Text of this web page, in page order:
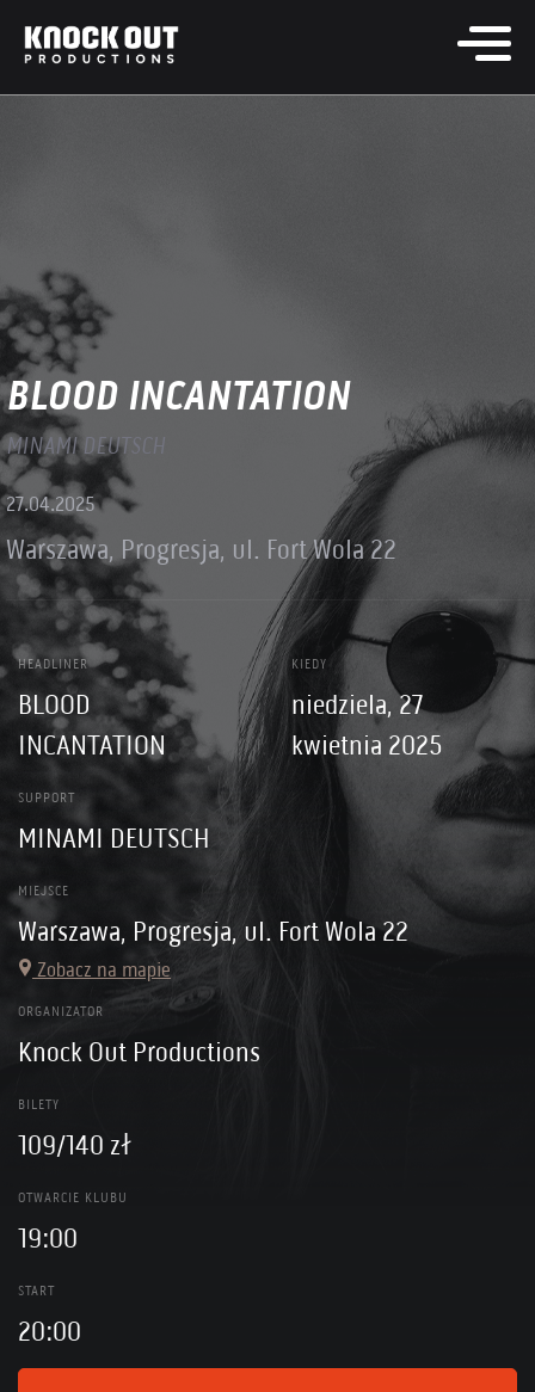
BLOOD INCANTATION
MINAMI DEUTSCH
27.04.2025
Warszawa, Progresja, ul. Fort Wola 22
HEADLINER
BLOOD
INCANTATION
KIEDY
niedziela, 27
kwietnia 2025
SUPPORT
MINAMI DEUTSCH
MIEJSCE
Warszawa, Progresja, ul. Fort Wola 22
Zobacz na mapie
ORGANIZATOR
Knock Out Productions
BILETY
109/140 zł
OTWARCIE KLUBU
19:00
START
20:00